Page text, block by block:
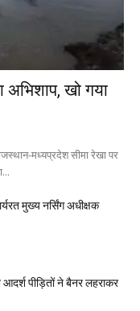
अभिशाप, खो गया
मध्यप्रदेश सीमा रेखा पर
मुख्य नर्सिंग अधीक्षक
पीड़ितों ने बैनर लहराकर